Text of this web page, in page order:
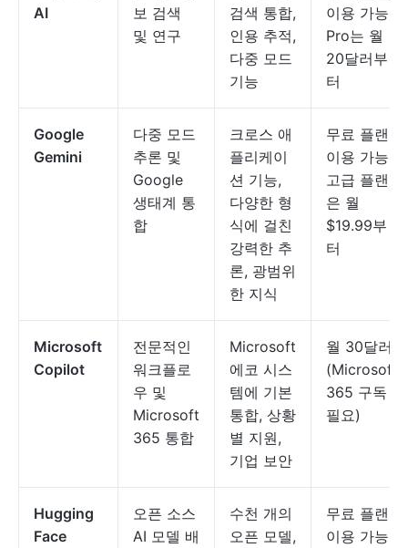
AI
보 검색
및 연구
검색 통합,
인용 추적,
다중 모드
기능
이용 가능,
Pro는 월
20달러부
터
Google
Gemini
다중 모드
추론 및
Google
생태계 통
합
크로스 애
플리케이
션 기능,
다양한 형
식에 걸친
강력한 추
론, 광범위
한 지식
무료 플랜
이용 가능,
고급 플랜
은 월
$19.99부
터
Microsoft
Copilot
전문적인
워크플로
우 및
Microsoft
365 통합
Microsoft
에코 시스
템에 기본
통합, 상황
별 지원,
기업 보안
월 30달러
(Microsoft
365 구독
필요)
Hugging
Face
오픈 소스
AI 모델 배
수천 개의
오픈 모델,
무료 플랜
이용 가능,